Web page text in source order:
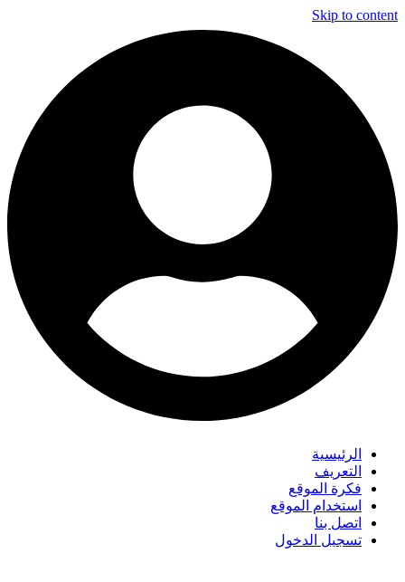
Skip to content
الرئيسية
التعريف
فكرة الموقع
استخدام الموقع
اتصل بنا
تسجيل الدخول